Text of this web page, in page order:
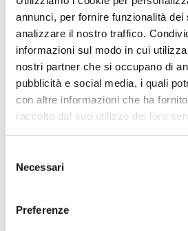
annunci, per fornire funzionalità dei
analizzare il nostro traffico.
informazioni sul modo in cui
nostri partner che si occupano di
pubblicità e social media, i quali
con altre informazioni che ha
raccolto dal suo utilizzo dei loro
delNecessari
Preferenze
ELITE TOLENTINO.
Chiariotti e Cicconi
Prosegue la
Categoria. La
e mette a
Biciuf
leggi
07/08/2026
SANGIUSTESE. In attacco
La Sangiustese continua a investire sui
Andrea Pompili Pagliari, attaccante classe